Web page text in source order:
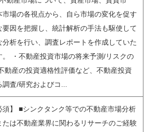
市場の各視点から、自ら市場の変化を促す
要因を把握し、統計解析の手法も駆使して
分析を行い、調査レポートを作成していた
。 ・不動産投資市場の将来予測/リスクの
動産の投資適格性評価など、不動産投資
査/研究およびコ...
須】 ■シンクタンク等での不動産市場分析
たは不動産業界に関わるリサーチのご経験